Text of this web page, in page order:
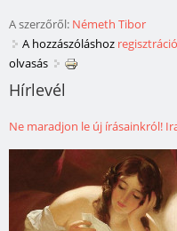
A szerzőről: Németh Tibor
A hozzászóláshoz regisztráció
olvasás
Hírlevél
Ne maradjon le új írásainkról!